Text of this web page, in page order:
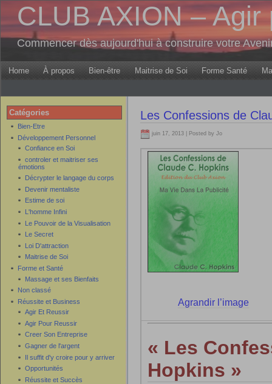
CLUB AXION – Agir
Commencer dès aujourd'hui à construire votre
Home À propos Bien-être Maitrise de Soi Forme Santé
Catégories
Bien-Etre
Développement Personnel
Confiance en Soi
controler et maitriser ses
émotions
Décrypter le langage du corps
Devenir mentaliste
Estime de soi
L'homme Infini
Le Pouvoir de la Visualisation
Le Secret
Loi D'attraction
Maitrise de Soi
Forme et Santé
Massage et ses Bienfaits
Non classé
Réussite et Business
Agir Et Reussir
Agir Pour Reussir
Creer Son Entreprise
Gagner de l'argent
Il suffit d'y croire pour y arriver
Opportunités
Réussite et Succès
Les Confessions de
juin 17, 2013 | Posted by Jo
Agrandir l’image
« Les
Hopkins »